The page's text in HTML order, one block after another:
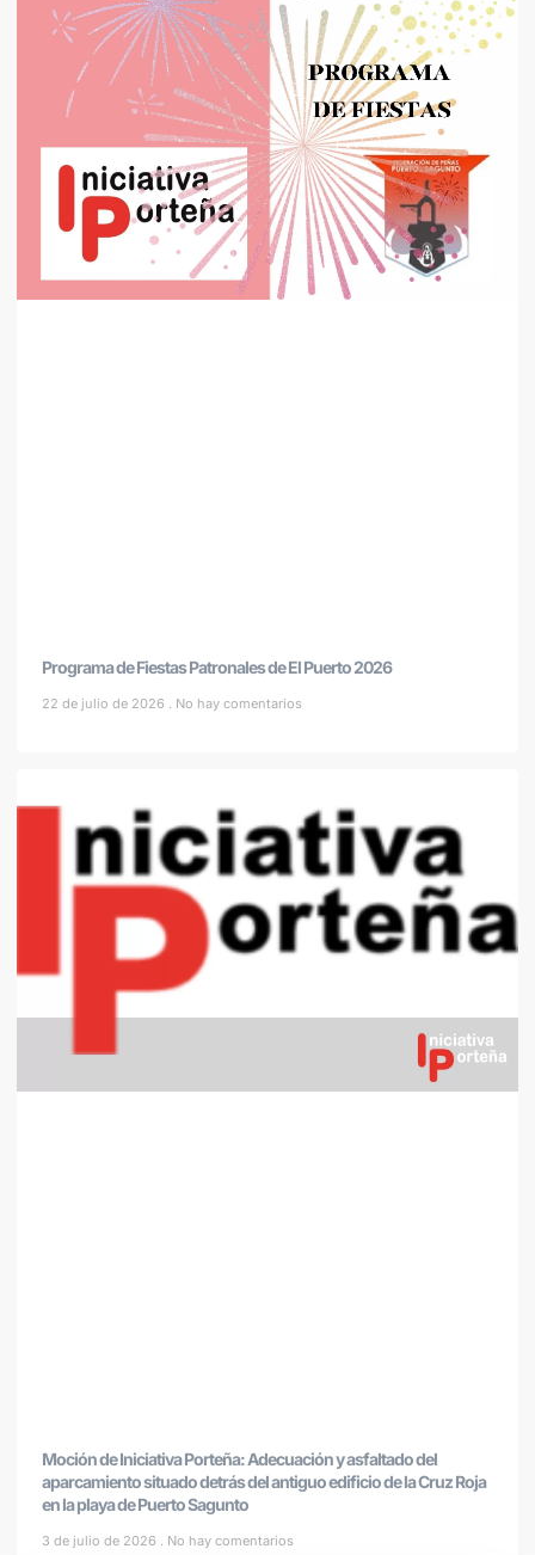
Programa de Fiestas Patronales de El Puerto 2026
22 de julio de 2026 No hay comentarios
Moción de Iniciativa Porteña: Adecuación y asfaltado del
aparcamiento situado detrás del antiguo edificio de la Cruz Roja
en la playa de Puerto Sagunto
3 de julio de 2026 No hay comentarios